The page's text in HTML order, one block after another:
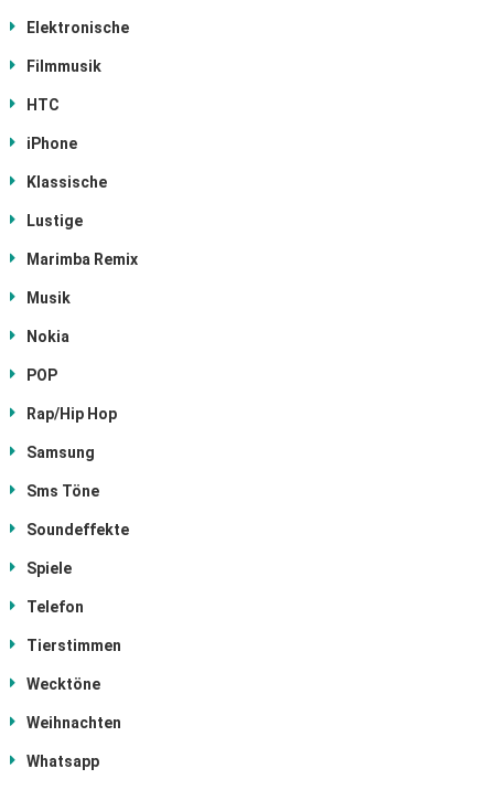
Elektronische
Filmmusik
HTC
iPhone
Klassische
Lustige
Marimba Remix
Musik
Nokia
POP
Rap/Hip Hop
Samsung
Sms Töne
Soundeffekte
Spiele
Telefon
Tierstimmen
Wecktöne
Weihnachten
Whatsapp